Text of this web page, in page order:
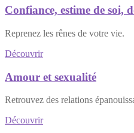
Confiance, estime de soi,
Reprenez les rênes de votre vie.
Découvrir
Amour et sexualité
Retrouvez des relations
Découvrir